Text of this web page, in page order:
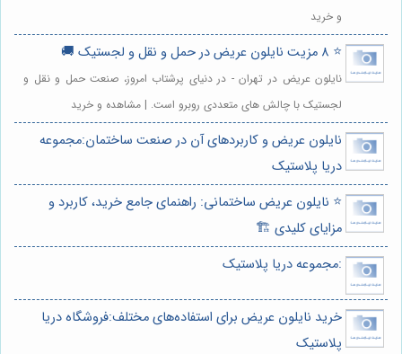
و خرید
⭐️ 8 مزیت نایلون عریض در حمل و نقل و لجستیک 🚚
نایلون عریض در تهران - در دنیای پرشتاب امروز، صنعت حمل و نقل و
لجستیک با چالش های متعددی روبرو است. | مشاهده و خرید
نایلون عریض و کاربردهای آن در صنعت ساختمان:مجموعه
دریا پلاستیک
⭐️ نایلون عریض ساختمانی: راهنمای جامع خرید، کاربرد و
مزایای کلیدی 🏗️
:مجموعه دریا پلاستیک
خرید نایلون عریض برای استفاده‌های مختلف:فروشگاه دریا
پلاستیک